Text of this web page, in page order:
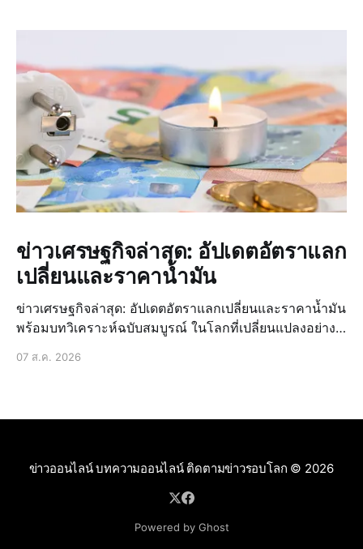
ข่าวเศรษฐกิจล่าสุด: อัปเดตอัตราแลก
เปลี่ยนและราคาน้ำมัน
ข่าวเศรษฐกิจล่าสุด: อัปเดตอัตราแลกเปลี่ยนและราคาน้ำมัน
พร้อมบทวิเคราะห์ฉบับสมบูรณ์ ในโลกที่เปลี่ยนแปลงอย่าง
จำเป็น ไม่ใช่แค่สำหรับนักธุรกิจหรือนักลงทุนเท่านั้น แต่
07 ส.ค. 2026
ข่าวออนไลน์ บทความออนไลน์ ติดตามข่าวรอบโลก © 2026
Powered by Ghost